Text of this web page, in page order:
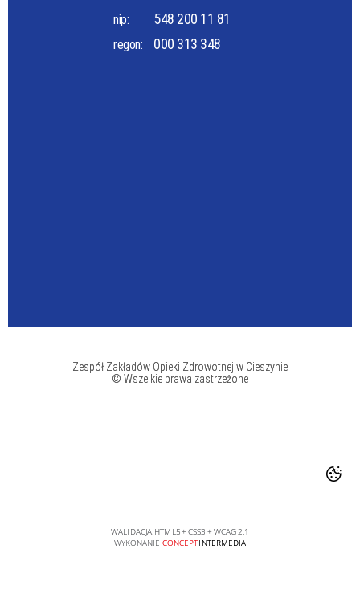
nip: 548 200 11 81
regon: 000 313 348
Zespół Zakładów Opieki Zdrowotnej w Cieszynie
© Wszelkie prawa zastrzeżone
WALIDACJA:HTML5+CSS3 +WCAG 2.1
WYKONANIE CONCEPTINTERMEDIA